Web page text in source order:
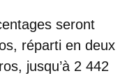
seront
réparti en deux
jusqu’à 2 442